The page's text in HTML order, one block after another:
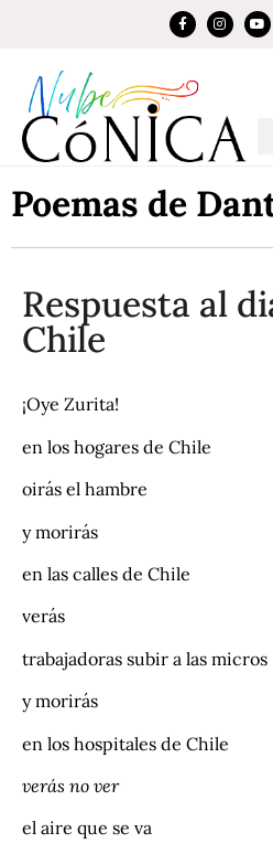
Poemas de
Respuesta al
Chile
¡Oye Zurita!
en los hogares de Chile
oirás el hambre
y morirás
en las calles de Chile
verás
trabajadoras subir a las micros
y morirás
en los hospitales de Chile
verás no ver
el aire que se va